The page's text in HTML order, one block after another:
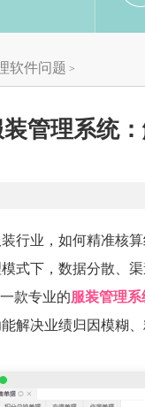
软件问题 >
装管理系统
行业，如何精准核
式下，数据分散、
款专业的 服装管理系
解决业绩归因模糊